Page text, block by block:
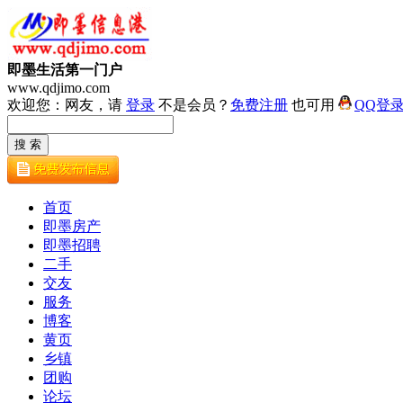
即墨生活第一门户
www.qdjimo.com
欢迎您：网友，请 登录 不是会员？ 免费注册 也可用 QQ登
首页
即墨房产
即墨招聘
二手
交友
服务
博客
黄页
乡镇
团购
论坛